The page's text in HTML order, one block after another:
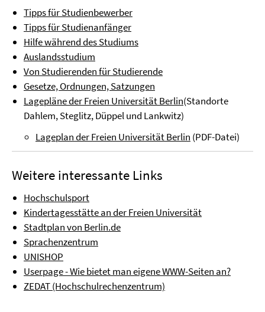
Tipps für Studienbewerber
Tipps für Studienanfänger
Hilfe während des Studiums
Auslandsstudium
Von Studierenden für Studierende
Gesetze, Ordnungen, Satzungen
Lagepläne der Freien Universität Berlin(Standorte
Dahlem, Steglitz, Düppel und Lankwitz)
Lageplan der Freien Universität Berlin (PDF-Datei)
Weitere interessante Links
Hochschulsport
Kindertagesstätte an der Freien Universität
Stadtplan von Berlin.de
Sprachenzentrum
UNISHOP
Userpage - Wie bietet man eigene WWW-Seiten an?
ZEDAT (Hochschulrechenzentrum)